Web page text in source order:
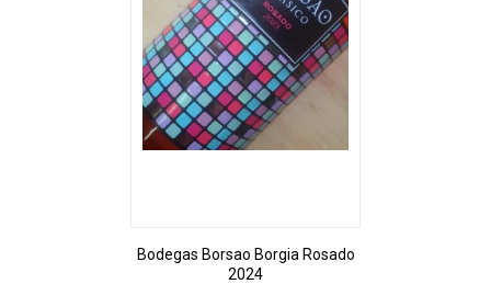
Bodegas Borsao Borgia Rosado
2024